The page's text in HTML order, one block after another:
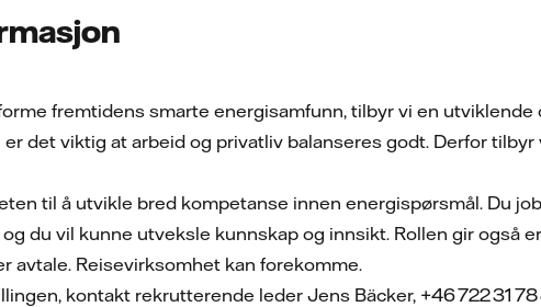
fremtidens smarte energisamfunn, tilbyr vi en
det viktig at arbeid og privatliv balanseres godt. Derfor
til å utvikle bred kompetanse innen energispørsmål. Du
du vil kunne utveksle kunnskap og innsikt. Rollen gir også
avtale. Reisevirksomhet kan forekomme.
kontakt rekrutterende leder Jens Bäcker, +46 722 31